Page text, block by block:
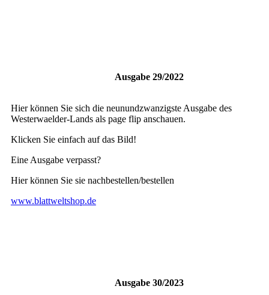
Ausgabe 29/2022
Hier können Sie sich die neunundzwanzigste Ausgabe des
Westerwaelder-Lands als page flip anschauen.
Klicken Sie einfach auf das Bild!
Eine Ausgabe verpasst?
Hier können Sie sie nachbestellen/bestellen
www.blattweltshop.de
Ausgabe 30/2023